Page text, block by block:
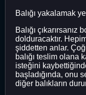
Balığı yakalamak
Balığı
dolduracaktır.
şiddetten anlar.
balığı teslim olana
isteğini
başladığında, onu
diğer balıkların